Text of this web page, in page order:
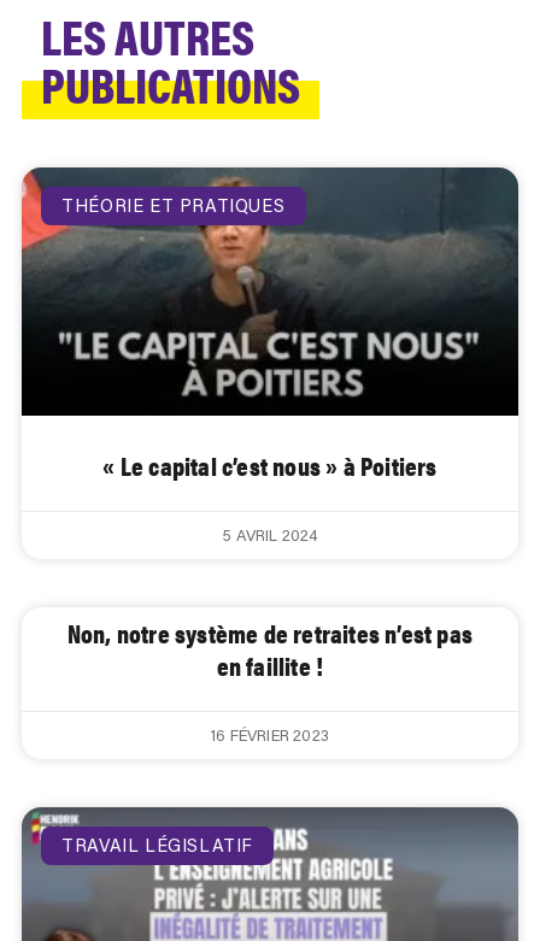
LES AUTRES
PUBLICATIONS
THÉORIE ET PRATIQUES
« Le capital c’est nous » à Poitiers
5 AVRIL 2024
Non, notre système de retraites n’est pas
en faillite !
16 FÉVRIER 2023
TRAVAIL LÉGISLATIF